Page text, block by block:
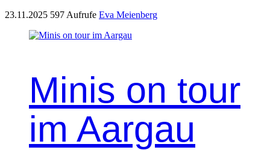
23.11.2025 597 Aufrufe Eva Meienberg
Minis on tour
im Aargau